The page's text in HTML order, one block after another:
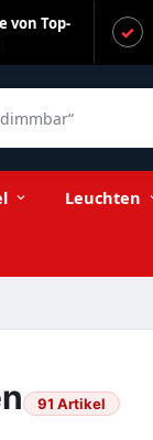
von Top-
Leuchten
91 Artikel